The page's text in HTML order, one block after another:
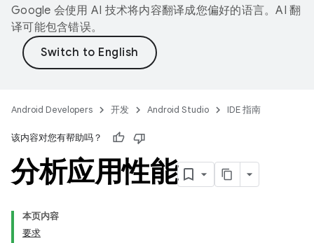
Google 会使用 AI 技术将内容翻译成您偏好的语言。AI 翻
译可能包含错误。
Android Developers 开发 Android Studio IDE 指南
该内容对您有帮助吗？
分析应用性能
本页内容
要求